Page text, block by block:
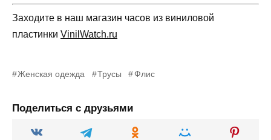
Заходите в наш магазин часов из виниловой
пластинки VinilWatch.ru
Женская одежда Трусы Флис
Поделиться с друзьями